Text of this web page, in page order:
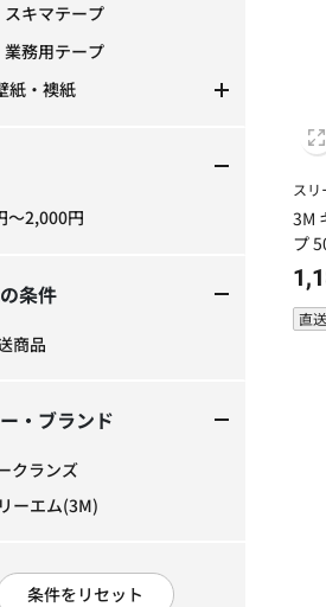
スキマテープ
リーで絞り込み: スキマテープ
業務用テープ
リーで絞り込み: 業務用テープ
紙・襖紙
ーで絞り込み: 壁紙・襖紙
～2,000円
り込み: 0円～2,000円
条件
商品
条件で絞り込み: 直送商品
・ブランド
クランズ
・ブランドで絞り込み: アークランズ
ーエム(3M)
・ブランドで絞り込み: スリーエム(3M)
条件をリセット
ス
3M
プ
直